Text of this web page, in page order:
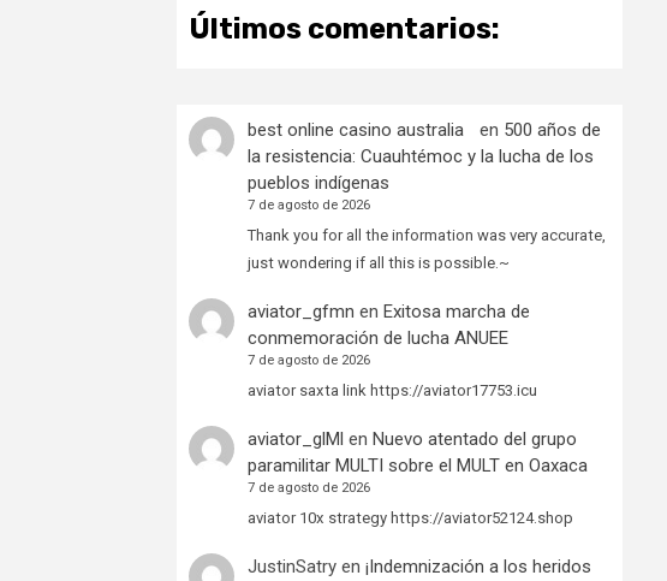
Últimos comentarios:
best online casino australia en 500 años de
la resistencia: Cuauhtémoc y la lucha de los
pueblos indígenas
7 de agosto de 2026
Thank you for all the information was very accurate,
just wondering if all this is possible.~
aviator_gfmn en Exitosa marcha de
conmemoración de lucha ANUEE
7 de agosto de 2026
aviator saxta link https://aviator17753.icu
aviator_glMl en Nuevo atentado del grupo
paramilitar MULTI sobre el MULT en Oaxaca
7 de agosto de 2026
aviator 10x strategy https://aviator52124.shop
JustinSatryen ¡Indemnización a los heridos